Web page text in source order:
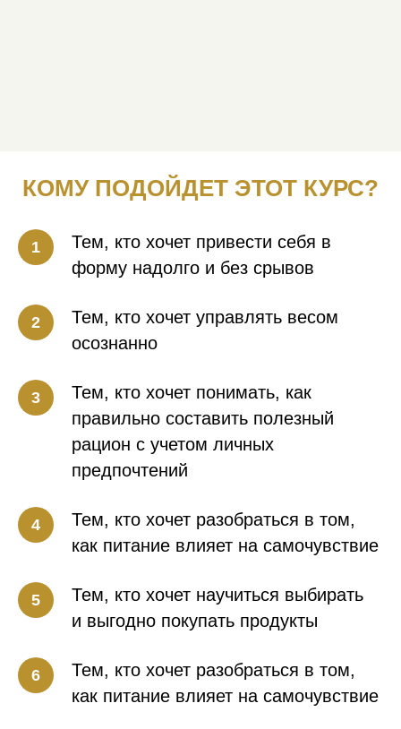
КОМУ ПОДОЙДЕТ ЭТОТ КУРС?
Тем, кто хочет привести себя в
форму надолго и без срывов
Тем, кто хочет управлять весом
осознанно
Тем, кто хочет понимать, как
правильно составить полезный
рацион с учетом личных
предпочтений
Тем, кто хочет разобраться в том,
как питание влияет на самочувствие
Тем, кто хочет научиться выбирать
и выгодно покупать продукты
Тем, кто хочет разобраться в том,
как питание влияет на самочувствие